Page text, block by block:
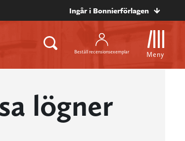
Ingår i Bonnierförlagen
Beställ recensionsexemplar Meny
lögner